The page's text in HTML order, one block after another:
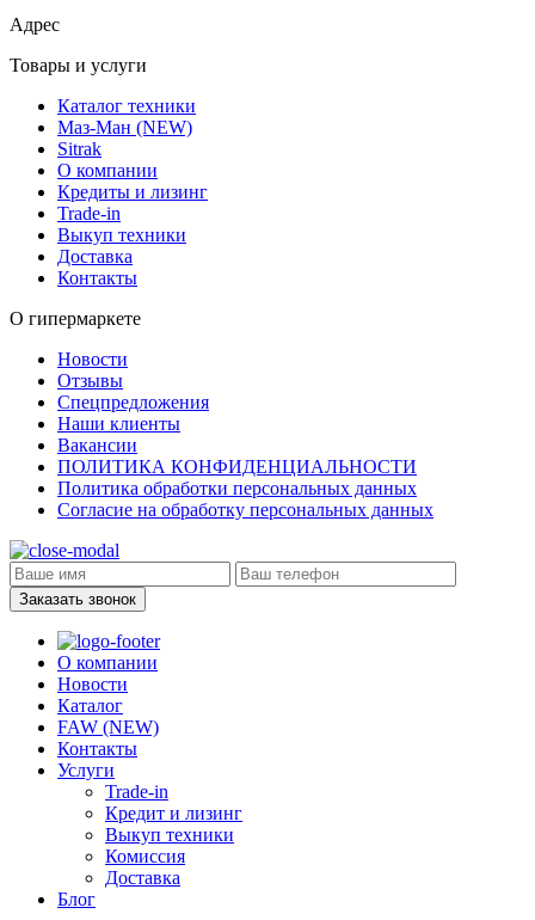
Адрес
Товары и услуги
Каталог техники
Маз-Ман (NEW)
Sitrak
О компании
Кредиты и лизинг
Trade-in
Выкуп техники
Доставка
Контакты
О гипермаркете
Новости
Отзывы
Спецпредложения
Наши клиенты
Вакансии
ПОЛИТИКА КОНФИДЕНЦИАЛЬНОСТИ
Политика обработки персональных данных
Согласие на обработку персональных данных
Заказать звонок
О компании
Новости
Каталог
FAW (NEW)
Контакты
Услуги
Trade-in
Кредит и лизинг
Выкуп техники
Комиссия
Доставка
Блог